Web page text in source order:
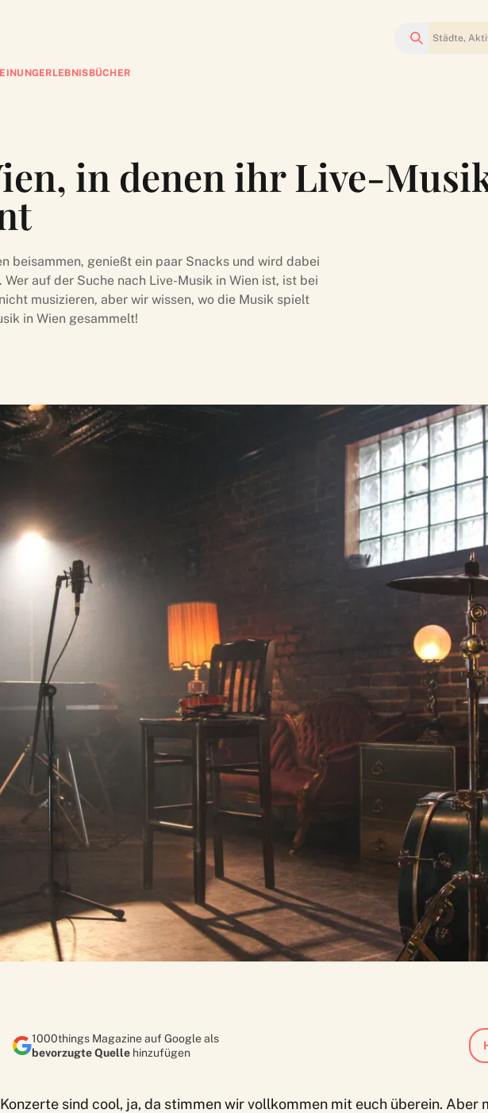
Suchen
ERLEBNISBÜCHER
in denen ihr Live-
beisammen, genießt ein paar Snacks und wird dabei
auf der Suche nach Live-Musik in Wien ist, ist bei
musizieren, aber wir wissen, wo die Musik spielt
in Wien gesammelt!
1000things Magazine auf Google als
bevorzugte Quelle hinzufügen
Konzerte sind cool, ja, da stimmen wir vollkommen mit euch überein. Aber